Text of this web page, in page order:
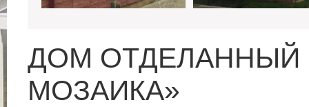
ДОМ ОТДЕЛАННЫЙ
МОЗАИКА»